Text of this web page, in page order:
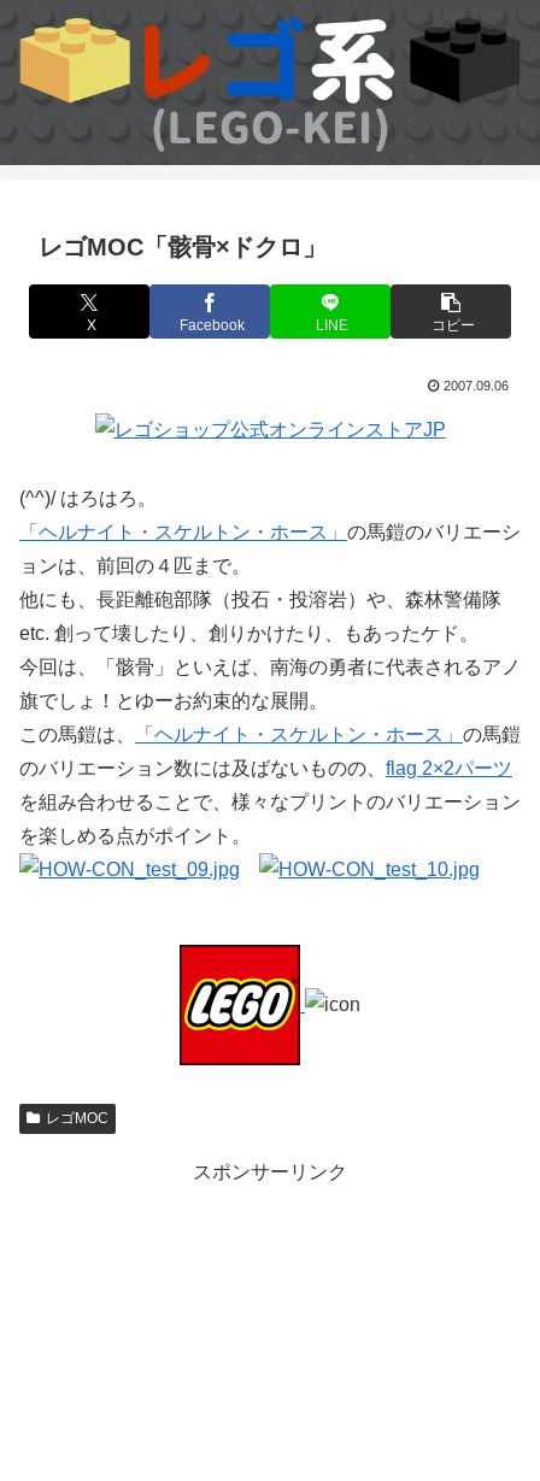
レゴMOC「骸骨×ドクロ」
X Facebook LINE コピー
2007.09.06
(^^)/ はろはろ。
「ヘルナイト・スケルトン・ホース」 の馬鎧のバリエーシ
ョンは、前回の４匹まで。
他にも、長距離砲部隊（投石・投溶岩）や、森林警備隊
etc. 創って壊したり、創りかけたり、もあったケド。
今回は、「骸骨」といえば、南海の勇者に代表されるアノ
旗でしょ！とゆーお約束的な展開。
この馬鎧は、
「ヘルナイト・スケルトン・ホース」 の馬鎧
のバリエーション数には及ばないものの、 flag 2×2パーツ
を組み合わせることで、様々なプリントのバリエーション
を楽しめる点がポイント。
レゴMOC
スポンサーリンク